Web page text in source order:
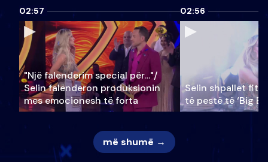
02:57
"Një falenderim special për…"/
Selin falënderon produksionin
mes emocionesh të forta
02:56
Selin shpallet
të pestë të ‘Big
më shumë →